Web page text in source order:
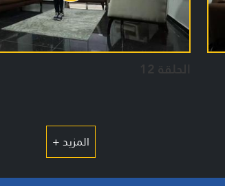
الحلقة 12
المزيد +